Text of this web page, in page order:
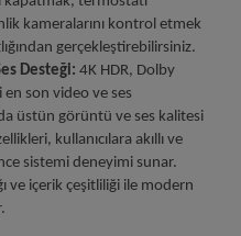
kameralarını kontrol etmek
gerçekleştirebilirsiniz.
Desteği: 4K HDR, Dolby
son video ve ses
üstün görüntü ve ses kalitesi
kullanıcılara akıllı ve
sistemi deneyimi sunar.
ve içerik çeşitliliği ile modern